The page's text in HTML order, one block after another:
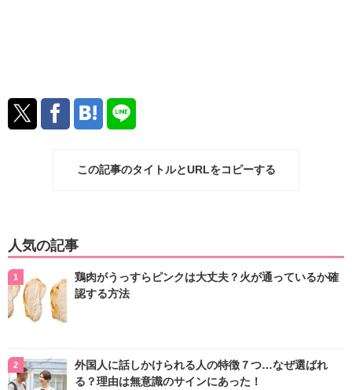
この記事のタイトルとURLをコピーする
人気の記事
鶏肉がうっすらピンクは大丈夫？火が通っているか確
認する方法
外国人に話しかけられる人の特徴７つ…なぜ選ばれ
る？理由は無意識のサインにあった！